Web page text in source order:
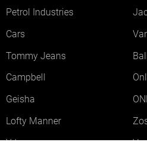
Petrol Industries
Cars
Tommy Jeans
Campbell
Geisha
Lofty Manner
Ydence